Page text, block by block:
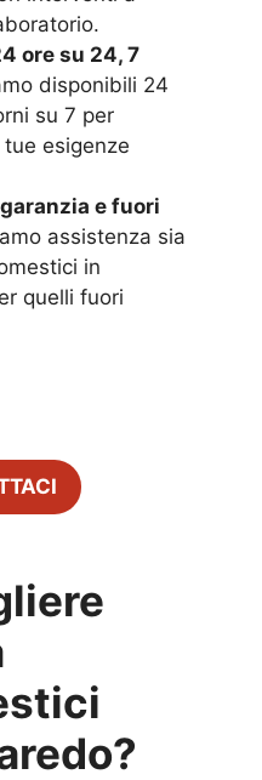
ore su 24, 7
disponibili 24
su 7 per
esigenze
e fuori
assistenza sia
in
quelli fuori
?